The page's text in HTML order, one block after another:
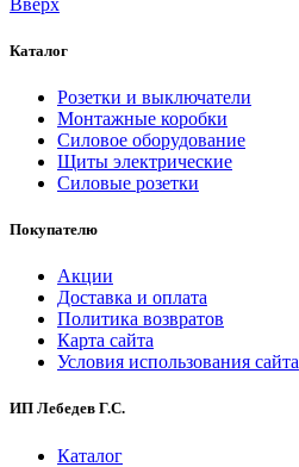
Каталог
Розетки и выключатели
Монтажные коробки
Силовое оборудование
Щиты электрические
Силовые розетки
Покупателю
Акции
Доставка и оплата
Политика возвратов
Карта сайта
Условия использования сайта
ИП Лебедев Г.С.
Каталог